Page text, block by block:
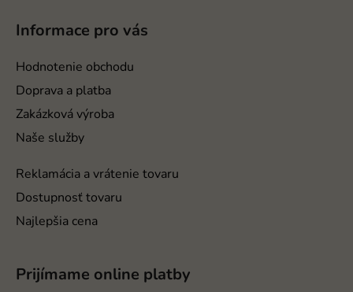
Informace pro vás
Hodnotenie obchodu
Doprava a platba
Zakázková výroba
Naše služby
Reklamácia a vrátenie tovaru
Dostupnosť tovaru
Najlepšia cena
Prijímame online platby